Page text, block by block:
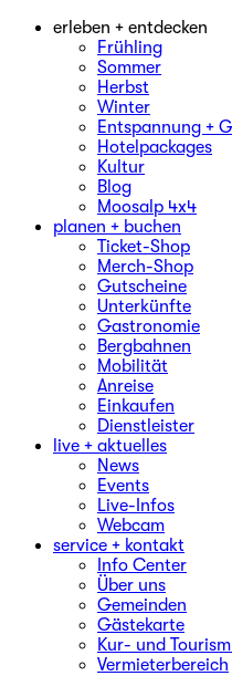
erleben + entdecken
Frühling
Sommer
Herbst
Winter
Entspannung +
Hotelpackages
Kultur
Blog
Moosalp 4‌x‌4
planen + buchen
Ticket-Shop
Merch-Shop
Gutscheine
Unterkünfte
Gastronomie
Bergbahnen
Mobilität
Anreise
Einkaufen
Dienstleister
live + aktuelles
News
Events
Live-Infos
Webcam
service + kontakt
Info Center
Über uns
Gemeinden
Gästekarte
Kur- und
Vermieterbereich